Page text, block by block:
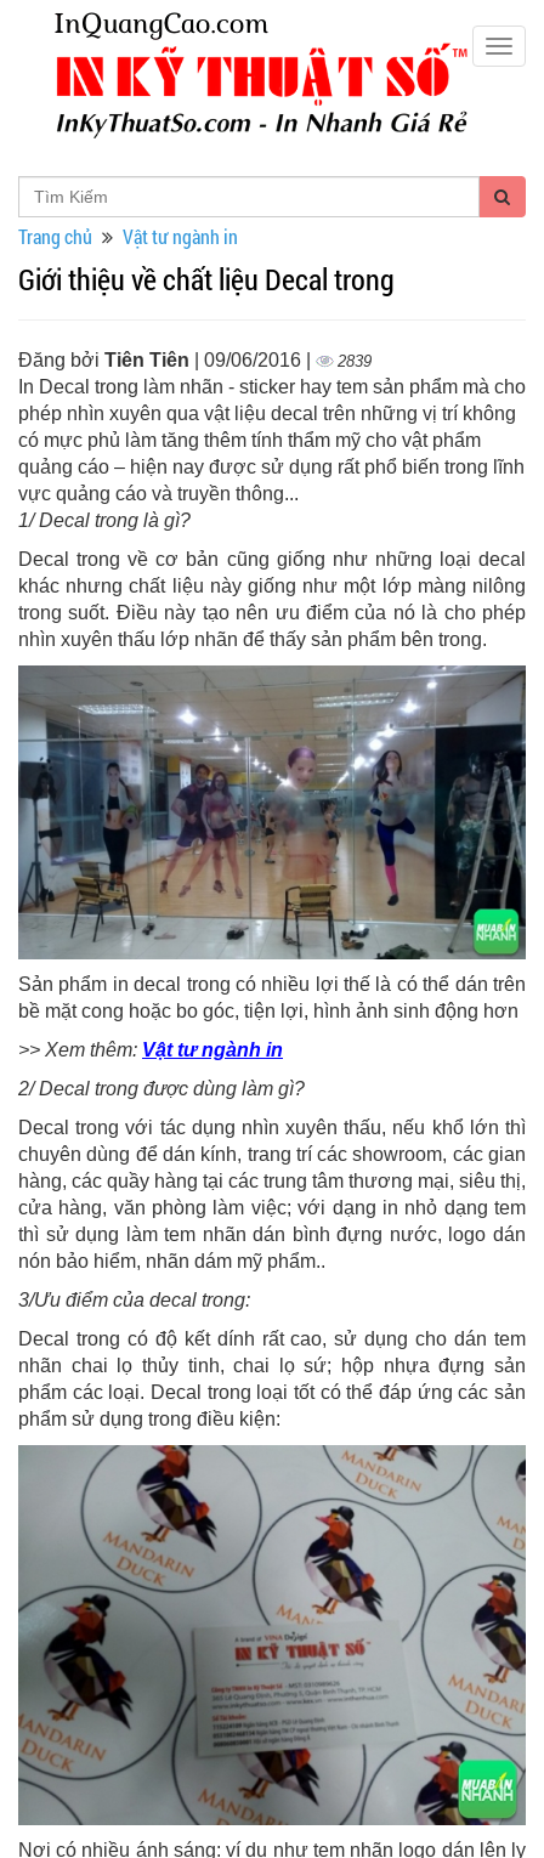
Trang chủ Vật tư ngành in
Giới thiệu về chất liệu Decal trong
Đăng bởi Tiên Tiên | 09/06/2016 | 2839
In Decal trong làm nhãn - sticker hay tem sản phẩm mà cho
phép nhìn xuyên qua vật liệu decal trên những vị trí không
có mực phủ làm tăng thêm tính thẩm mỹ cho vật phẩm
quảng cáo – hiện nay được sử dụng rất phổ biến trong lĩnh
vực quảng cáo và truyền thông...
1/ Decal trong là gì?
Decal trong về cơ bản cũng giống như những loại decal
khác nhưng chất liệu này giống như một lớp màng nilông
trong suốt. Điều này tạo nên ưu điểm của nó là cho phép
nhìn xuyên thấu lớp nhãn để thấy sản phẩm bên trong.
Sản phẩm in decal trong có nhiều lợi thế là có thể dán trên
bề mặt cong hoặc bo góc, tiện lợi, hình ảnh sinh động hơn
>> Xem thêm: Vật tư ngành in
2/ Decal trong được dùng làm gì?
Decal trong với tác dụng nhìn xuyên thấu, nếu khổ lớn thì
chuyên dùng để dán kính, trang trí các showroom, các gian
hàng, các quầy hàng tại các trung tâm thương mại, siêu thị,
cửa hàng, văn phòng làm việc; với dạng in nhỏ dạng tem
thì sử dụng làm tem nhãn dán bình đựng nước, logo dán
nón bảo hiểm, nhãn dám mỹ phẩm..
3/Ưu điểm của decal trong:
Decal trong có độ kết dính rất cao, sử dụng cho dán tem
nhãn chai lọ thủy tinh, chai lọ sứ; hộp nhựa đựng sản
phẩm các loại. Decal trong loại tốt có thể đáp ứng các sản
phẩm sử dụng trong điều kiện:
Nơi có nhiều ánh sáng: ví dụ như tem nhãn logo dán lên ly